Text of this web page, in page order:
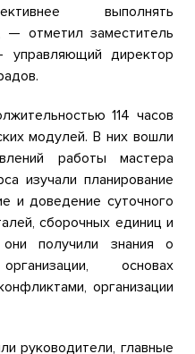
выполнять
— отметил заместитель
управляющий директор
114 часов
модулей. В них вошли
работы мастера
изучали планирование
и доведение суточного
сборочных единиц и
получили знания о
основах
организации
руководители, главные